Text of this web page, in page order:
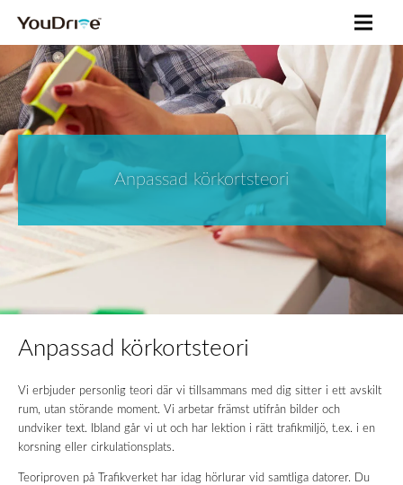
Anpassad körkortsteori
Anpassad körkortsteori
Vi erbjuder personlig teori där vi tillsammans med dig sitter i ett avskilt
rum, utan störande moment. Vi arbetar främst utifrån bilder och
undviker text. Ibland går vi ut och har lektion i rätt trafikmiljö, t.ex. i en
korsning eller cirkulationsplats.
Teoriproven på Trafikverket har idag hörlurar vid samtliga datorer. Du